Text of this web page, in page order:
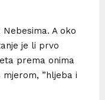
A oko
je li prvo
prema onima
”hljeba i